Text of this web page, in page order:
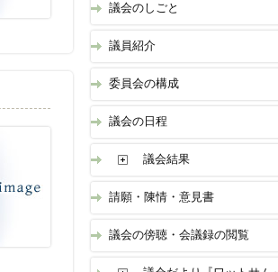
議会のしごと
議員紹介
委員会の構成
議会の日程
議会結果
請願・陳情・意見書
議会の傍聴・会議録の閲覧